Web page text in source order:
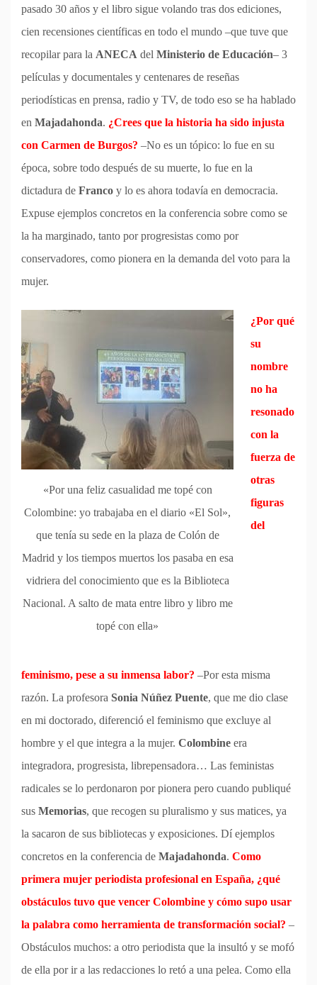
pasado 30 años y el libro sigue volando tras dos ediciones,
cien recensiones científicas en todo el mundo –que tuve que
recopilar para la ANECA del Ministerio de Educación– 3
películas y documentales y centenares de reseñas
periodísticas en prensa, radio y TV, de todo eso se ha hablado
en Majadahonda. ¿Crees que la historia ha sido injusta
con Carmen de Burgos? –No es un tópico: lo fue en su
época, sobre todo después de su muerte, lo fue en la
dictadura de Franco y lo es ahora todavía en democracia.
Expuse ejemplos concretos en la conferencia sobre como se
la ha marginado, tanto por progresistas como por
conservadores, como pionera en la demanda del voto para la
mujer.
«Por una feliz casualidad me topé con
Colombine: yo trabajaba en el diario «El Sol»,
que tenía su sede en la plaza de Colón de
Madrid y los tiempos muertos los pasaba en esa
vidriera del conocimiento que es la Biblioteca
Nacional. A salto de mata entre libro y libro me
topé con ella»
¿Por qué
su
nombre
no ha
resonado
con la
fuerza de
otras
figuras
del
feminismo, pese a su inmensa labor? –Por esta misma
razón. La profesora Sonia Núñez Puente, que me dio clase
en mi doctorado, diferenció el feminismo que excluye al
hombre y el que integra a la mujer. Colombine era
integradora, progresista, librepensadora… Las feministas
radicales se lo perdonaron por pionera pero cuando publiqué
sus Memorias, que recogen su pluralismo y sus matices, ya
la sacaron de sus bibliotecas y exposiciones. Dí ejemplos
concretos en la conferencia de Majadahonda. Como
primera mujer periodista profesional en España, ¿qué
obstáculos tuvo que vencer Colombine y cómo supo usar
la palabra como herramienta de transformación social? –
Obstáculos muchos: a otro periodista que la insultó y se mofó
de ella por ir a las redacciones lo retó a una pelea. Como ella